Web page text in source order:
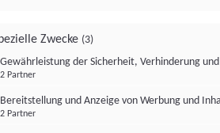
Zwecke (3)
Gewährleistung der Sicherheit, Verhinderung
2 Partner
Bereitstellung und Anzeige von Werbung und
2 Partner